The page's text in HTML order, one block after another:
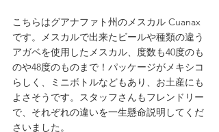
こちらはグアナファト州のメスカル Cuanax
です。メスカルで出来たビールや種類の違う
アガベを使用したメスカル、度数も40度のも
のや48度のものまで！パッケージがメキシコ
らしく、ミニボトルなどもあり、お土産にも
よさそうです。スタッフさんもフレンドリー
で、それぞれの違いを一生懸命説明してくだ
さいました。